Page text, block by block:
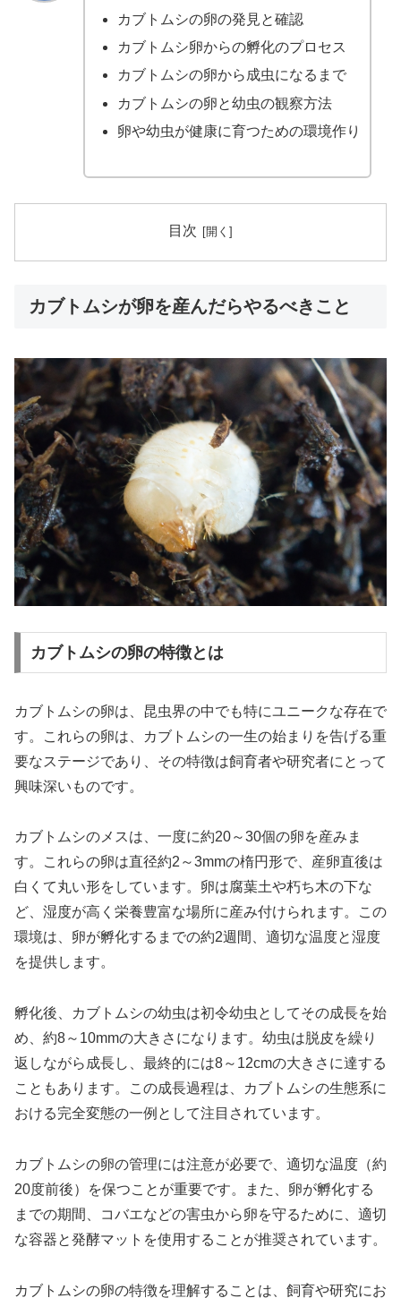
カブトムシの卵の発見と確認
カブトムシ卵からの孵化のプロセス
カブトムシの卵から成虫になるまで
カブトムシの卵と幼虫の観察方法
卵や幼虫が健康に育つための環境作り
目次
カブトムシが卵を産んだらやるべきこと
カブトムシの卵の特徴とは
カブトムシの卵は、昆虫界の中でも特にユニークな存在で
す。これらの卵は、カブトムシの一生の始まりを告げる重
要なステージであり、その特徴は飼育者や研究者にとって
興味深いものです。
カブトムシのメスは、一度に約20～30個の卵を産みま
す。これらの卵は直径約2～3mmの楕円形で、産卵直後は
白くて丸い形をしています。卵は腐葉土や朽ち木の下な
ど、湿度が高く栄養豊富な場所に産み付けられます。この
環境は、卵が孵化するまでの約2週間、適切な温度と湿度
を提供します。
孵化後、カブトムシの幼虫は初令幼虫としてその成長を始
め、約8～10mmの大きさになります。幼虫は脱皮を繰り
返しながら成長し、最終的には8～12cmの大きさに達する
こともあります。この成長過程は、カブトムシの生態系に
おける完全変態の一例として注目されています。
カブトムシの卵の管理には注意が必要で、適切な温度（約
20度前後）を保つことが重要です。また、卵が孵化する
までの期間、コバエなどの害虫から卵を守るために、適切
な容器と発酵マットを使用することが推奨されています。
カブトムシの卵の特徴を理解することは、飼育や研究にお